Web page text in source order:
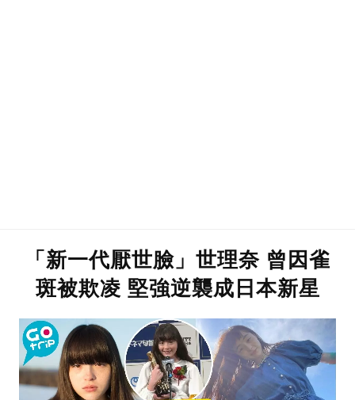
「新一代厭世臉」世理奈 曾因雀
斑被欺凌 堅強逆襲成日本新星